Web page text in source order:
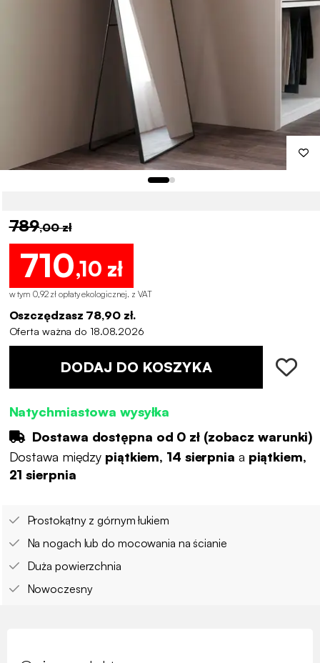
789,00 zł
710,10 zł
w tym 0,92 zł opłaty ekologicznej. z VAT
Oszczędzasz 78,90 zł.
Oferta ważna do 18.08.2026
DODAJ DO KOSZYKA
Natychmiastowa wysyłka
Dostawa dostępna od 0 zł(zobacz warunki)
Dostawa między piątkiem, 14 sierpnia a piątkiem,
21 sierpnia
Prostokątny z górnym łukiem
Na nogach lub do mocowania na ścianie
Duża powierzchnia
Nowoczesny